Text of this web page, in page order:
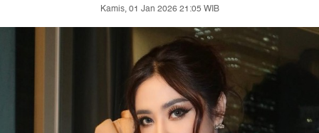
Kamis, 01 Jan 2026 21:05 WIB